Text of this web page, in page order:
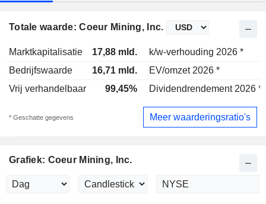
Totale waarde: Coeur Mining, Inc.
Marktkapitalisatie 17,88 mld.
k/w-verhouding 2026 *
Bedrijfswaarde
16,71 mld.
EV/omzet 2026 *
Vrij verhandelbaar
99,45% Dividendrendement 2026 *
* Geschatte gegevens Meer waarderingsratio's
Grafiek: Coeur Mining, Inc.